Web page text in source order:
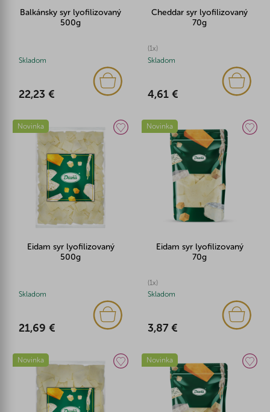
Balkánsky syr lyofilizovaný
500g
Skladom
22,23 €
Cheddar syr lyofilizovaný
70g
(1x)
Skladom
4,61 €
Novinka
Eidam syr lyofilizovaný
500g
Skladom
21,69 €
Novinka
Eidam syr lyofilizovaný
70g
(1x)
Skladom
3,87 €
Novinka Novinka